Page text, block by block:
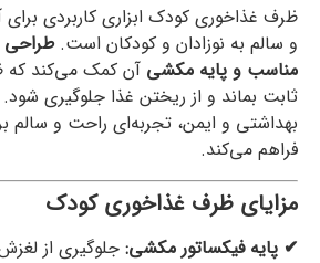
ظرف غذاخوری کودک ابزاری کاربردی
و سالم به نوزادان و کودکان است.طراحی
مناسب و پایه مکشی آن کمک می‌کند که
ثابت بماند و از ریختن غذا جلوگیری شود.
بهداشتی و ایمن، تجربه‌ای راحت و سالم
فراهم می‌کند.
مزایای ظرف غذاخوری کودک
✔ پایه فیکساتور مکشی: جلوگیری از